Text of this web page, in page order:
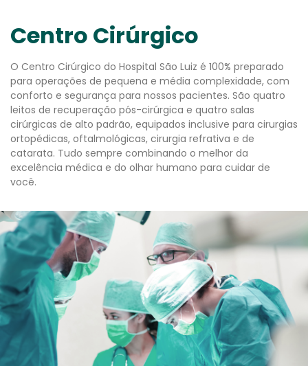
Centro Cirúrgico
O Centro Cirúrgico do Hospital São Luiz é 100% preparado
para operações de pequena e média complexidade, com
conforto e segurança para nossos pacientes. São quatro
leitos de recuperação pós-cirúrgica e quatro salas
cirúrgicas de alto padrão, equipados inclusive para cirurgias
ortopédicas, oftalmológicas, cirurgia refrativa e de
catarata. Tudo sempre combinando o melhor da
excelência médica e do olhar humano para cuidar de
você.